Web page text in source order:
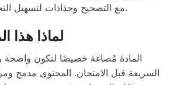
مع التصحيح وجذاذات لتسهيل التحضير للامتحان النهائي.
لماذا هذا
المادة مُصاغة خصيصًا لتكون واضحة
السريعة قبل الامتحان. المحتوى مدمج